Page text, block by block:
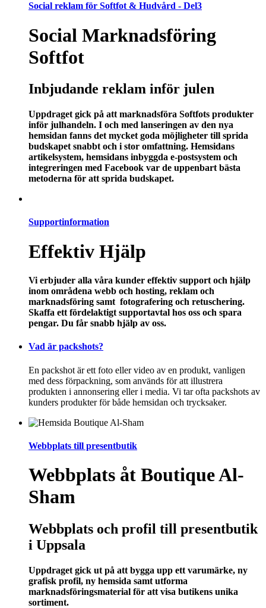
Social reklam för Softfot & Hudvård - Del3
Social Marknadsföring
Softfot
Inbjudande reklam inför julen
Uppdraget gick på att marknadsföra Softfots produkter
inför julhandeln. I och med lanseringen av den nya
hemsidan fanns det mycket goda möjligheter till sprida
budskapet snabbt och i stor omfattning. Hemsidans
artikelsystem, hemsidans inbyggda e-postsystem och
integreringen med Facebook var de uppenbart bästa
metoderna för att sprida budskapet.
Supportinformation
Effektiv Hjälp
Vi erbjuder alla våra kunder effektiv support och hjälp
inom områdena webb och hosting, reklam och
marknadsföring samt fotografering och retuschering.
Skaffa ett fördelaktigt supportavtal hos oss och spara
pengar. Du får snabb hjälp av oss.
Vad är packshots?
En packshot är ett foto eller video av en produkt, vanligen
med dess förpackning, som används för att illustrera
produkten i annonsering eller i media. Vi tar ofta packshots av
kunders produkter för både hemsidan och trycksaker.
Webbplats till presentbutik
Webbplats åt Boutique Al-
Sham
Webbplats och profil till presentbutik
i Uppsala
Uppdraget gick ut på att bygga upp ett varumärke, ny
grafisk profil, ny hemsida samt utforma
marknadsföringsmaterial för att visa butikens unika
sortiment.